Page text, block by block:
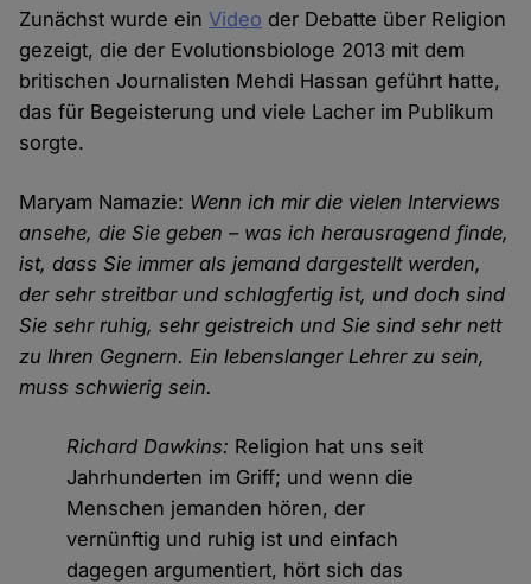
Zunächst wurde einVideo der Debatte über Religion
gezeigt, die der Evolutionsbiologe 2013 mit dem
britischen Journalisten Mehdi Hassan geführt hatte,
das für Begeisterung und viele Lacher im Publikum
sorgte.
Maryam Namazie: Wenn ich mir die vielen Interviews
ansehe, die Sie geben – was ich herausragend finde,
ist, dass Sie immer als jemand dargestellt werden,
der sehr streitbar und schlagfertig ist, und doch sind
Sie sehr ruhig, sehr geistreich und Sie sind sehr nett
zu Ihren Gegnern. Ein lebenslanger Lehrer zu sein,
muss schwierig sein.
Richard Dawkins: Religion hat uns seit
Jahrhunderten im Griff; und wenn die
Menschen jemanden hören, der
vernünftig und ruhig ist und einfach
dagegen argumentiert, hört sich das